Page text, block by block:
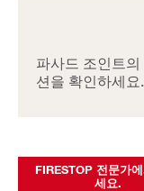
파사드 조인트의
션을 확인하세요.
FIRESTOP 전문가
세요.